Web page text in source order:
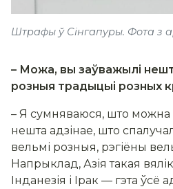
Штрафы ў Сінгапуры. Фота з
– Можа, вы заўважылі
розныя традыцыі розных
– Я сумняваюся, што можна
нешта адзінае, што
вельмі розныя, рэгіёны
Напрыклад, Азія такая
Інданезія і Ірак — гэта ўсё